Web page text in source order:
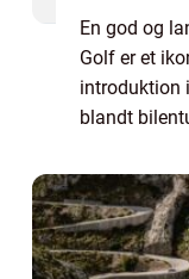
En god og
Golf er et
introduktion
blandt
innovation,
s...